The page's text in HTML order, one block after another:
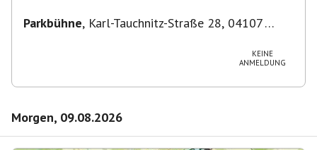
Parkbühne, Karl-Tauchnitz-Straße 28, 04107
KEINE
ANMELDUNG
Morgen, 09.08.2026